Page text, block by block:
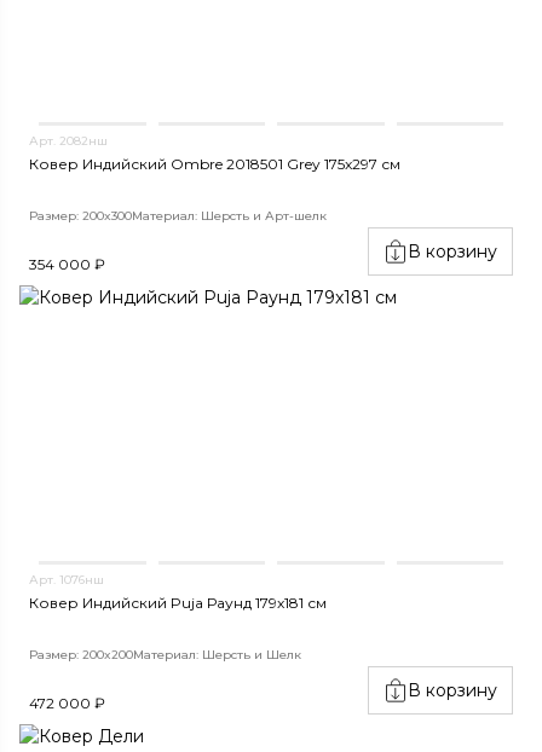
Арт. 2082нш
Ковер Индийский Ombre 2018501 Grey 175x297 см
Размер: 200x300Материал: Шерсть и Арт-шелк
354 000 ₽
В корзину
Арт. 1076нш
Ковер Индийский Puja Раунд 179x181 см
Размер: 200x200Материал: Шерсть и Шелк
472 000 ₽
В корзину